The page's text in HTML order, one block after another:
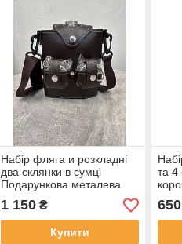
Набір фляга и розкладні
два склянки в сумці
Подарункова металева
фляга та склянки для
алкоголю
1 150₴
Купити
та 4
з
650